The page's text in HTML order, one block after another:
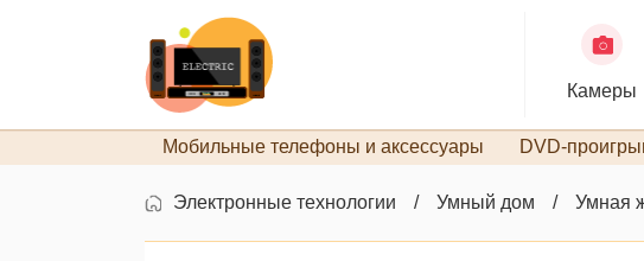
Камеры
Мобильные телефоны и аксессуары DVD-
Электронные технологии Умный дом Умная